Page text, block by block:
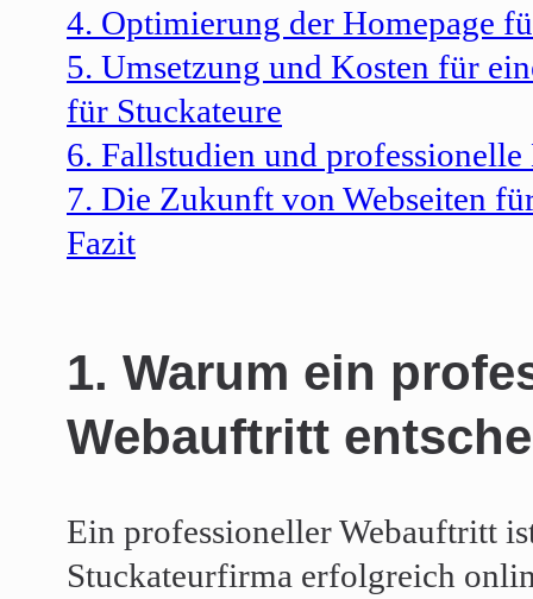
4. Optimierung der Homepage
5. Umsetzung und Kosten für
für Stuckateure
6. Fallstudien und professionelle
7. Die Zukunft von Webseiten
Fazit
1. Warum ein
Webauftritt
Ein professioneller Webauftritt
Stuckateurfirma erfolgreich